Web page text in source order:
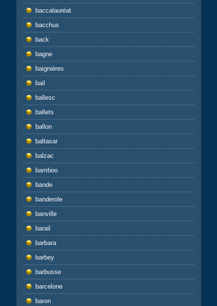
baccalauréat
bacchus
back
bagne
baignières
bail
ballesc
ballets
ballon
baltasar
balzac
bamboo
bande
banderole
banville
barail
barbara
barbey
barbusse
barcelone
baron